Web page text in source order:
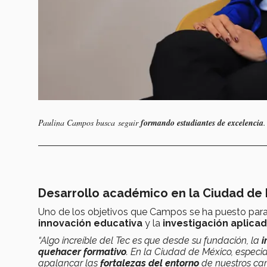
Paulina Campos busca seguirformando estudiantes de excelencia
Desarrollo académico en la Ciudad de
Uno de los objetivos que Campos se ha puesto
innovación educativa y la investigación
“Algo increíble del Tec es que desde su fundación, la
quehacer formativo. En la Ciudad de México,
apalancar las fortalezas del entorno de nuestros